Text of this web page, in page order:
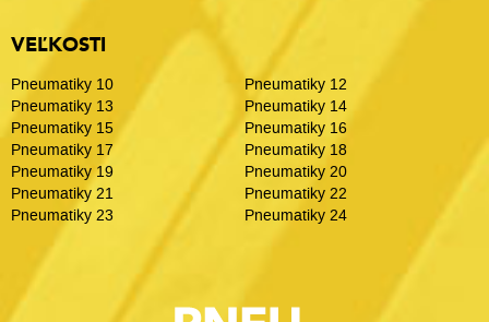
VEĽKOSTI
Pneumatiky 10
Pneumatiky 12
Pneumatiky 13
Pneumatiky 14
Pneumatiky 15
Pneumatiky 16
Pneumatiky 17
Pneumatiky 18
Pneumatiky 19
Pneumatiky 20
Pneumatiky 21
Pneumatiky 22
Pneumatiky 23
Pneumatiky 24